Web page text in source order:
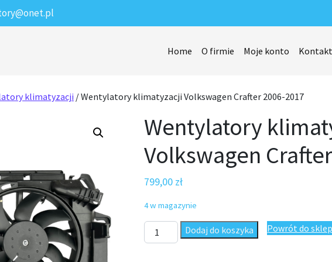
Home O firmie Moje konto Kontakt
klimatyzacji / Wentylatory klimatyzacji Volkswagen Crafter 2006-2017
Wentylatory
Volkswagen
799,00 zł
4 w magazynie
ilość Wentylatory klimatyzacji Volkswagen
Dodaj do koszyka Powrót do